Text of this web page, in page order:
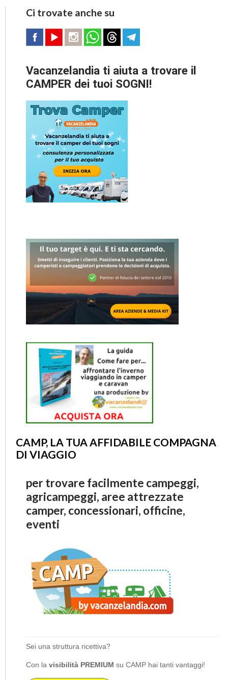
Ci trovate anche su
Vacanzelandia ti aiuta a trovare il
CAMPER dei tuoi SOGNI!
CAMP, LA TUA AFFIDABILE COMPAGNA
DI VIAGGIO
per trovare facilmente campeggi,
agricampeggi, aree attrezzate
camper, concessionari, officine,
eventi
Sei una struttura ricettiva?
Con la visibilità PREMIUM su CAMP hai tanti vantaggi!